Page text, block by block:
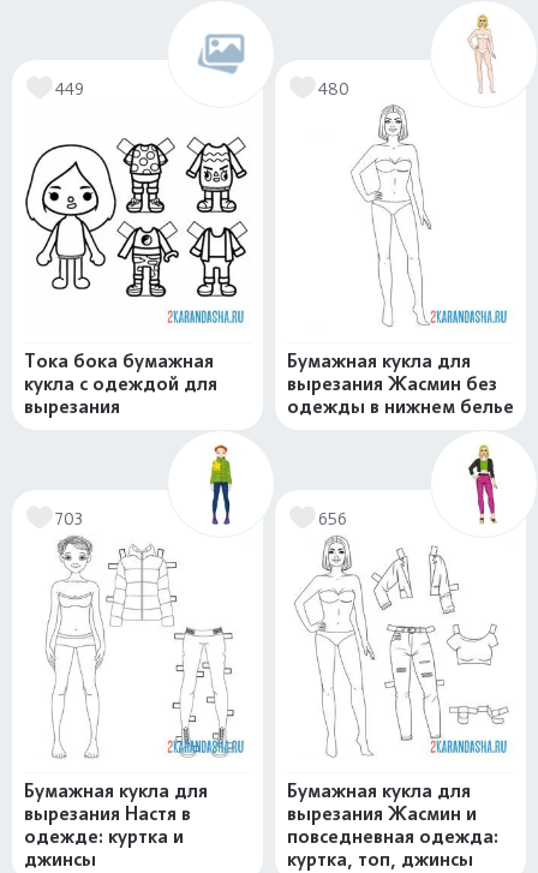
449
Тока бока бумажная
кукла с одеждой для
вырезания
480
Бумажная кукла для
вырезания Жасмин без
одежды в нижнем белье
703
Бумажная кукла для
вырезания Настя в
одежде: куртка и
джинсы
656
Бумажная кукла для
вырезания Жасмин и
повседневная одежда:
куртка, топ, джинсы